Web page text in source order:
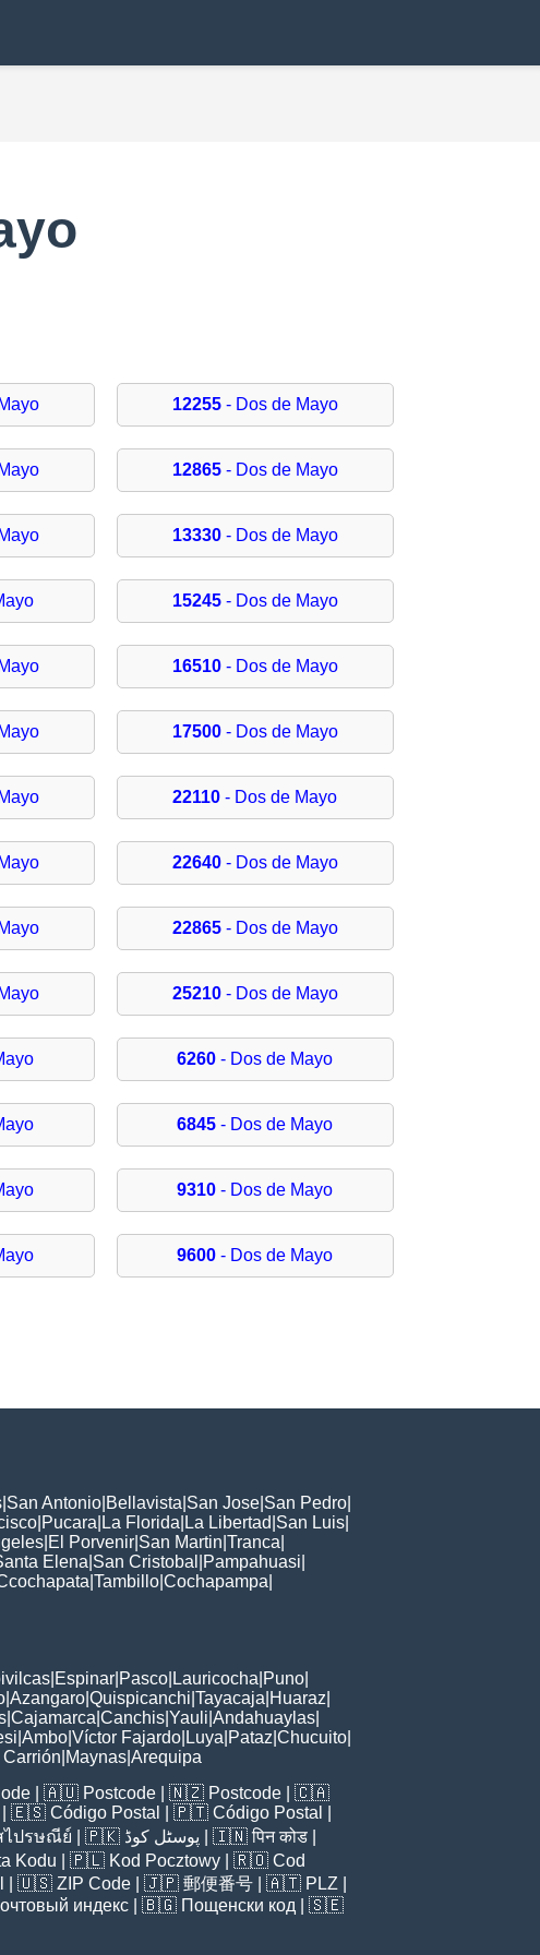
12255- Dos de Mayo
12865- Dos de Mayo
13330- Dos de Mayo
15245- Dos de Mayo
16510- Dos de Mayo
17500- Dos de Mayo
22110 - Dos de Mayo
22640- Dos de Mayo
22865- Dos de Mayo
25210- Dos de Mayo
6260 - Dos de Mayo
6845 - Dos de Mayo
9310 - Dos de Mayo
9600 - Dos de Mayo
San Antonio Bellavista San Jose San Pedro
Pucara La Florida La Libertad San Luis
El Porvenir San Martin Tranca
Elena San Cristobal Pampahuasi
Tambillo Cochapampa
Espinar Pasco Lauricocha Puno
Azangaro Quispicanchi Tayacaja Huaraz
Cajamarca Canchis Yauli Andahuaylas
Ambo Víctor Fajardo Luya Pataz Chucuito
Maynas Arequipa
| 🇦🇺 Postcode | 🇳🇿 Postcode | 🇨🇦
| 🇪🇸 Código Postal | 🇵🇹 Código Postal
ไปรษณีย์ | 🇵🇰 پوسٹل کوڈ | 🇮🇳पिन कोड
Kodu | 🇵🇱 Kod Pocztowy | 🇷🇴 Cod
| 🇺🇸 ZIP Code | 🇯🇵 郵便番号 | 🇦🇹 PLZ
индекс | 🇧🇬 Пощенски код | 🇸🇪